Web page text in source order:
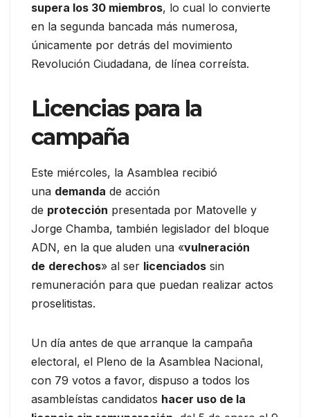
supera los 30 miembros, lo cual lo convierte
en la segunda bancada más numerosa,
únicamente por detrás del movimiento
Revolución Ciudadana, de línea correísta.
Licencias para la
campaña
Este miércoles, la Asamblea recibió
una demanda de acción
de protección presentada por Matovelle y
Jorge Chamba, también legislador del bloque
ADN, en la que aluden una «vulneración
de derechos» al ser licenciados sin
remuneración para que puedan realizar actos
proselitistas.
Un día antes de que arranque la campaña
electoral, el Pleno de la Asamblea Nacional,
con 79 votos a favor, dispuso a todos los
asambleístas candidatos hacer uso de la